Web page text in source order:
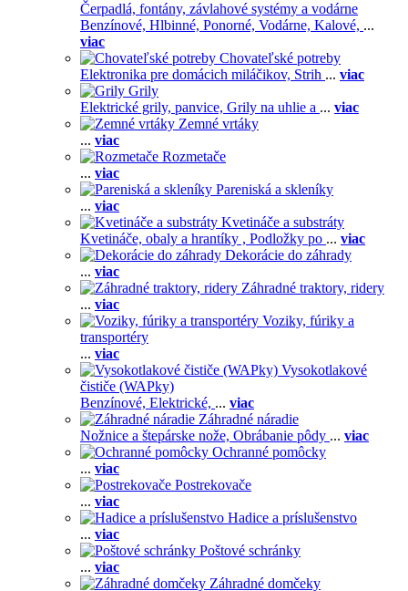
Čerpadlá, fontány, závlahové systémy a vodárne
Benzínové, Hlbinné, Ponorné, Vodárne, Kalové, ...
viac
Chovateľské potreby
Elektronika pre domácich miláčikov, Strih ... viac
Grily
Elektrické grily, panvice, Grily na uhlie a ... viac
Zemné vrtáky
... viac
Rozmetače
... viac
Pareniská a skleníky
... viac
Kvetináče a substráty
Kvetináče, obaly a hrantíky , Podložky po ... viac
Dekorácie do záhrady
... viac
Záhradné traktory, ridery
... viac
Voziky, fúriky a
transportéry
... viac
Vysokotlakové
čističe (WAPky)
Benzínové, Elektrické, ... viac
Záhradné náradie
Nožnice a štepárske nože, Obrábanie pôdy ... viac
Ochranné pomôcky
... viac
Postrekovače
... viac
Hadice a príslušenstvo
... viac
Poštové schránky
... viac
Záhradné domčeky